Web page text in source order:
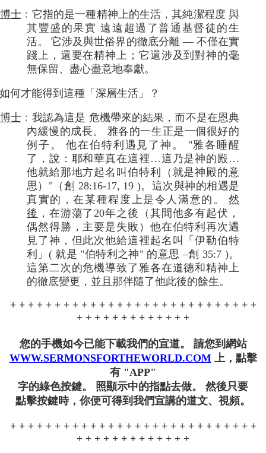
士﹕它指的是一種精神上的生活，其純潔程度 與
其豐盛的果實 遠遠超過了普通基督徒的生
活。 它涉及與世俗界的徹底分離 — 不僅在實
踐上，還要在精神上；它還涉及到對神的毫
無保留、盡心盡意地奉獻。
何才能得到這種「深層生活」？
士﹕我認為這是 危機帶來的結果，而不是在恩典
內緩慢的成長。 雅各的一生正是一個很好的
例子。 他在伯特利遇見了神。 "雅各睡醒
了，說：耶和華真在這裡…這乃是神的殿…
他就給那地方起名叫伯特利（就是神殿的意
思）"（創 28:16-17, 19 )。這次與神的相遇是
真實的，在某種程度上是令人滿意的。 然
後 ，在游蕩了20年之後（其間他多有起伏，
偶然得勝，主要是失敗）他在伯特利再次遇
見了神，但此次他給這裡起名叫「伊勒伯特
利」( 就是 "伯特利之神" 的意思 –創 35:7 )。
這第二次的危機導致了雅各在道德和精神上
的徹底變更，並且那伴隨了他此後的餘生。
+ + + + + + + + + + + + + + + + + + + + + + + + + + + +
+ + + + + + + + + + + + +
您的手機如今已能下載我們的宣道。 請您到網站
WWW.SERMONSFORTHEWORLD.COM上，點擊
有 "APP"
字的綠色按鍵。 照顯示中的指點去做。 然後只要
點擊按鍵時，你便可得到我們宣講的道文、視頻。
+ + + + + + + + + + + + + + + + + + + + + + + + + + + +
+ + + + + + + + + + + + +